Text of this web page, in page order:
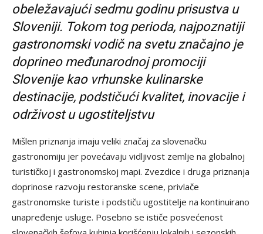
obeležavajući sedmu godinu prisustva u
Sloveniji. Tokom tog perioda, najpoznatiji
gastronomski vodič na svetu značajno je
doprineo međunarodnoj promociji
Slovenije kao vrhunske kulinarske
destinacije, podstičući kvalitet, inovacije i
održivost u ugostiteljstvu
Mišlen priznanja imaju veliki značaj za slovenačku
gastronomiju jer povećavaju vidljivost zemlje na globalnoj
turističkoj i gastronomskoj mapi. Zvezdice i druga priznanja
doprinose razvoju restoranske scene, privlače
gastronomske turiste i podstiču ugostitelje na kontinuirano
unapređenje usluge. Posebno se ističe posvećenost